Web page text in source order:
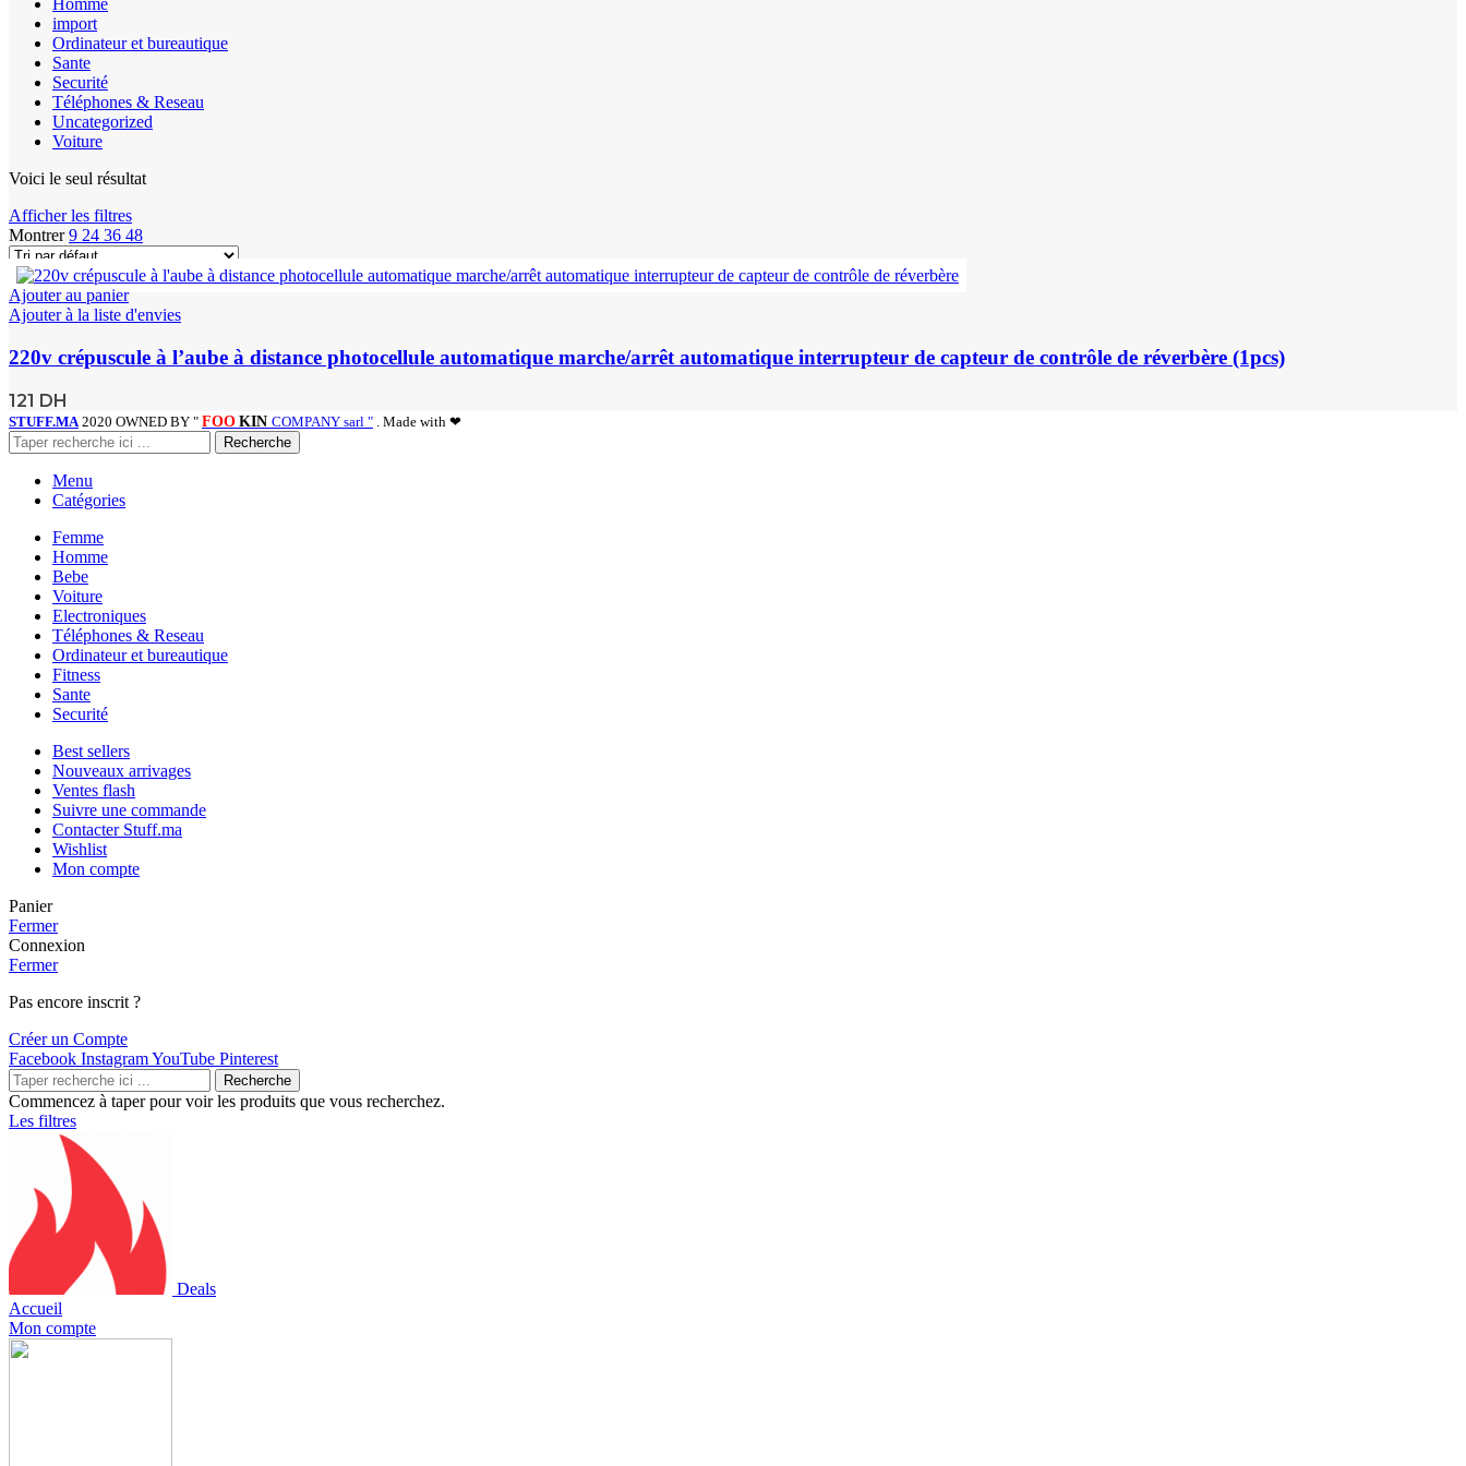
Homme
import
Ordinateur et bureautique
Sante
Securité
Téléphones & Reseau
Uncategorized
Voiture
Voici le seul résultat
Afficher les filtres
Montrer9 24 36 48
Ajouter au panier
Ajouter à la liste d'envies
220v crépuscule à l’aube à distance photocellule automatique marche/arrêt automatique interrupteur de capteur de contrôle de réverbère (1pcs)
121 DH
STUFF.MA 2020 OWNED BY " FOO KIN COMPANY sarl " . Made with ❤
Recherche
Menu
Catégories
Femme
Homme
Bebe
Voiture
Electroniques
Téléphones & Reseau
Ordinateur et bureautique
Fitness
Sante
Securité
Best sellers
Nouveaux arrivages
Ventes flash
Suivre une commande
Contacter Stuff.ma
Wishlist
Mon compte
Panier
Fermer
Connexion
Fermer
Pas encore inscrit ?
Créer un Compte
Facebook InstagramYouTube Pinterest
Recherche
Commencez à taper pour voir les produits que vous recherchez.
Les filtres
Deals
Accueil
Mon compte